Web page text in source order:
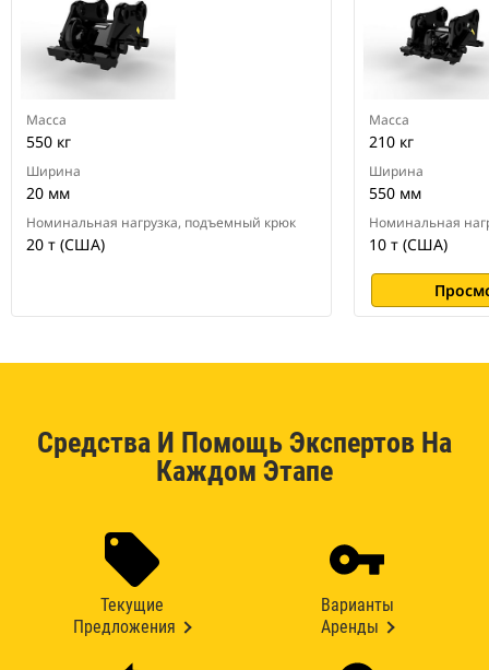
Масса
550 кг
Ширина
20 мм
Номинальная нагрузка, подъемный крюк
20 т (США)
Масса
210 кг
Ширина
550 мм
Номинальная
10 т (США)
Средства И Помощь Экспертов На
Каждом Этапе
Текущие
Предложения
Варианты
Аренды